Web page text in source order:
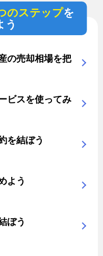
のステップを
う
の売却相場を把
ビスを使ってみ
を結ぼう
よう
ぼう